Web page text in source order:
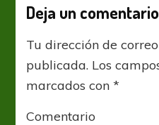
Deja un comentario
Tu dirección de
publicada. Los
marcados con*
Comentario